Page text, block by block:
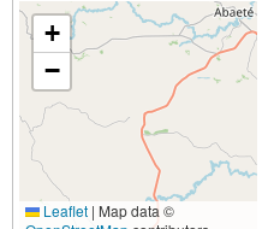
+
−
Leaflet | Map data ©